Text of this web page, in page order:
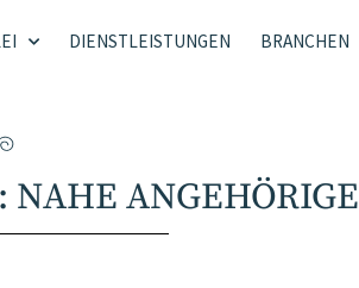
DIENSTLEISTUNGEN BRANCHEN
ANGEHÖRIGE